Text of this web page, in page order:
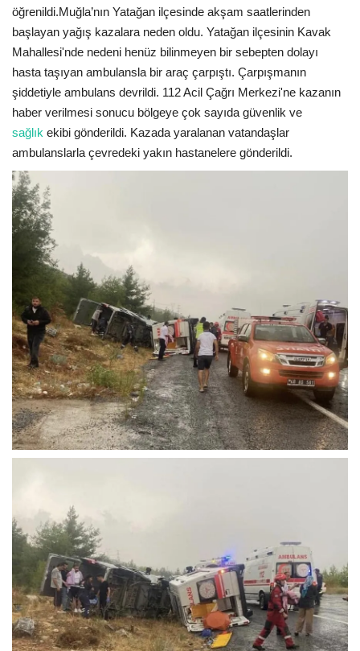
öğrenildi.Muğla’nın Yatağan ilçesinde akşam saatlerinden
başlayan yağış kazalara neden oldu. Yatağan ilçesinin Kavak
Mahallesi'nde nedeni henüz bilinmeyen bir sebepten dolayı
hasta taşıyan ambulansla bir araç çarpıştı. Çarpışmanın
şiddetiyle ambulans devrildi. 112 Acil Çağrı Merkezi'ne kazanın
haber verilmesi sonucu bölgeye çok sayıda güvenlik ve
sağlık ekibi gönderildi. Kazada yaralanan vatandaşlar
ambulanslarla çevredeki yakın hastanelere gönderildi.